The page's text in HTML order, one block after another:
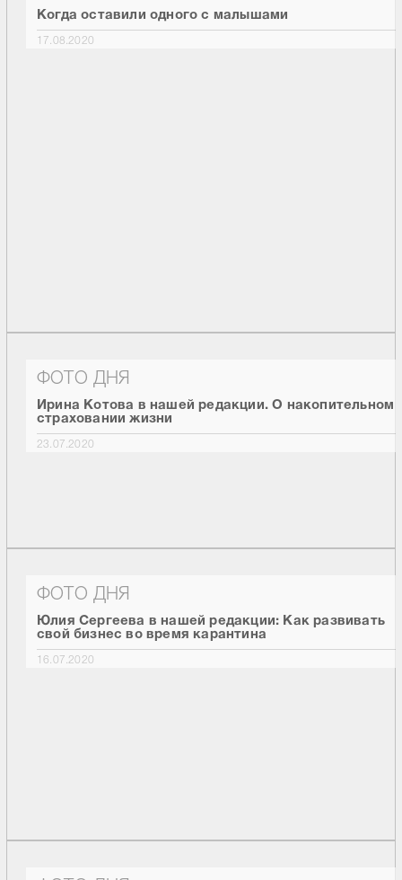
Когда оставили одного с малышами
17.08.2020
ФОТО ДНЯ
Ирина Котова в нашей редакции. О накопительном
страховании жизни
23.07.2020
ФОТО ДНЯ
Юлия Сергеева в нашей редакции: Как развивать
свой бизнес во время карантина
16.07.2020